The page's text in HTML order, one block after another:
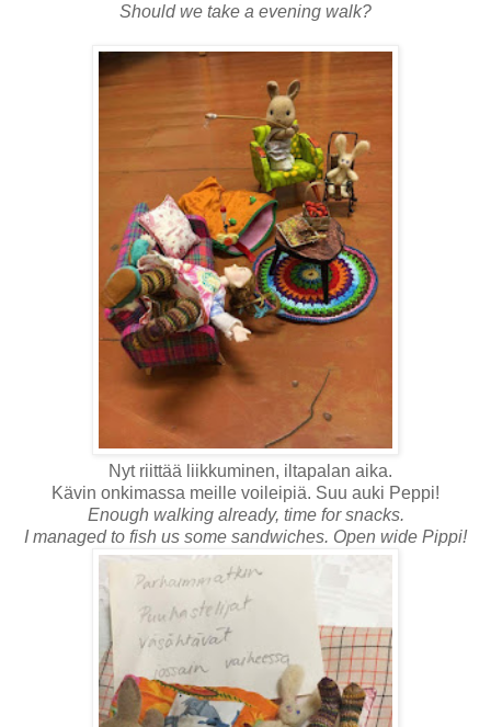
Should we take a evening walk?
Nyt riittää liikkuminen, iltapalan aika.
Kävin onkimassa meille voileipiä. Suu auki Peppi!
Enough walking already, time for snacks.
I managed to fish us some sandwiches. Open wide Pippi!